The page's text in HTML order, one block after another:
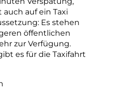
auf ein Taxi
Es stehen
öffentlichen
zur Verfügung.
es für die Taxifahrt